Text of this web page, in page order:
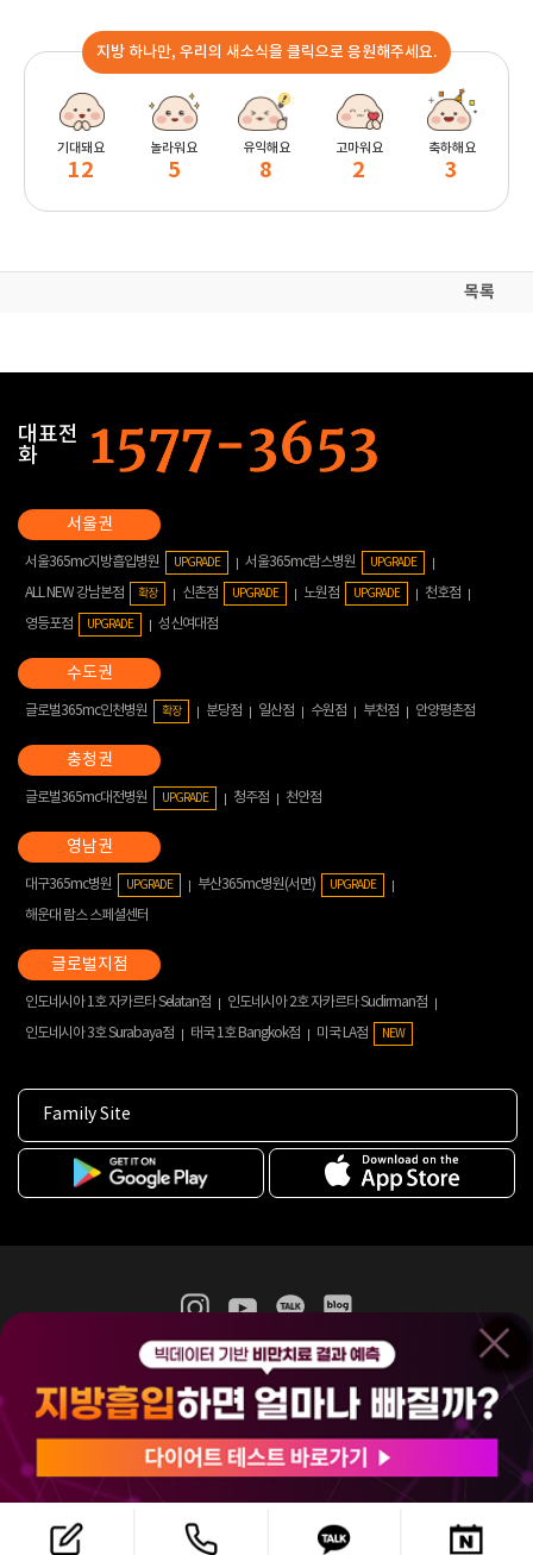
지방 하나만, 우리의 새소식을 클릭으로 응원해주세요.
기대돼요
12
놀라워요
5
유익해요
8
고마워요
2
축하해요
3
목록
대표전
화
서울365mc지방흡입병원 UPGRADE 서울365mc람스병원 UPGRADE
ALL NEW 강남본점 확장 신촌점 UPGRADE 노원점 UPGRADE
천호점
영등포점
UPGRADE 성신여대점
글로벌365mc인천병원 확장 분당점 일산점 수원점 부천점 안양평촌점
글로벌365mc대전병원 UPGRADE 청주점 천안점
대구365mc병원 UPGRADE 부산365mc병원(서면) UPGRADE
해운대 람스 스페셜센터
인도네시아 1호 자카르타 Selatan점
인도네시아 2호 자카르타 Sudirman점
인도네시아 3호 Surabaya점
태국 1호 Bangkok점 미국 LA점 NEW
Family Site
365mc 병·의원 이용약관
홈페이지 이용약관
비급여진료수가
(주)365mcㅣ서울특별시 서초구 서초대로52길 7, 3~4층(서초동, 제일빌딩)
120-87-04354ㅣ김남철
COPYRIGHT(C) 2025 365mc. ALL RIGHTS RESERVED.